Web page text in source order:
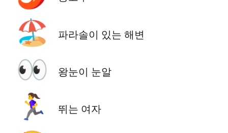
🏖️ 파라솔이 있는 해변
👀 왕눈이 눈알
🏃‍♀️ 뛰는 여자